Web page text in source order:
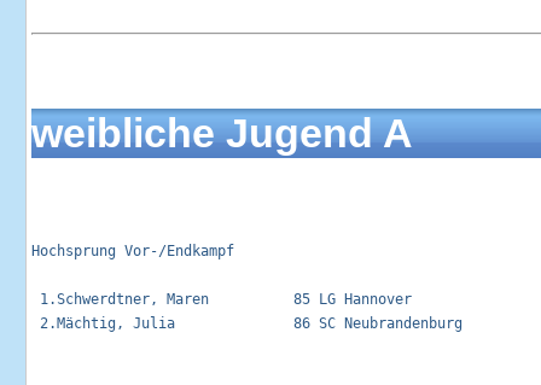
weibliche Jugend A
Hochsprung Vor-/Endkampf
1.Schwerdtner, Maren          85 LG Hannover
2.Mächtig, Julia              86 SC Neubrandenburg